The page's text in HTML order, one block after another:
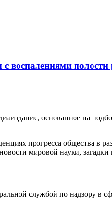
воспалениями полости
основанное на
прогресса общества в
мировой науки,
службой по надзору в